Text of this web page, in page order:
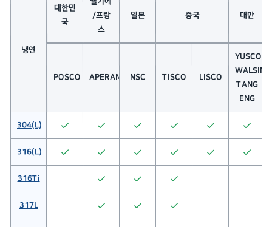
냉연
대한민
국
/프랑
스
일본 중국 대만
POSCO APERAM NSC TISCO LISCO
YUSCO
WALSIN
TANG
ENG
304(L)
316(L)
316Ti
317L